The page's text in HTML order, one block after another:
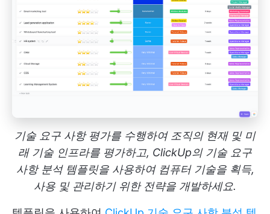
기술 요구 사항 평가를 수행하여 조직의 현재 및 미
래 기술 인프라를 평가하고, ClickUp의 기술 요구
사항 분석 템플릿을 사용하여 컴퓨터 기술을 획득,
사용 및 관리하기 위한 전략을 개발하세요.